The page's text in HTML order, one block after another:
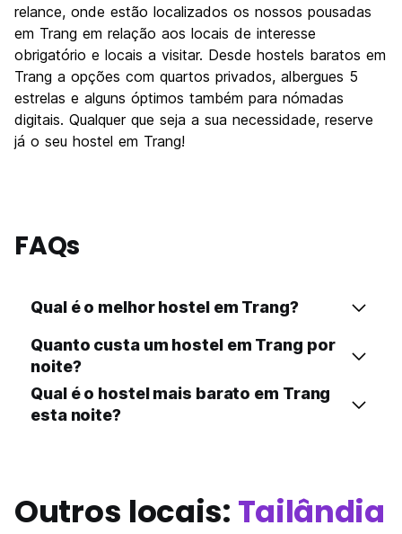
relance, onde estão localizados os nossos pousadas
em Trang em relação aos locais de interesse
obrigatório e locais a visitar. Desde hostels baratos em
Trang a opções com quartos privados, albergues 5
estrelas e alguns óptimos também para nómadas
digitais. Qualquer que seja a sua necessidade, reserve
já o seu hostel em Trang!
FAQs
Qual é o melhor hostel em Trang?
Quanto custa um hostel em Trang por
noite?
Qual é o hostel mais barato em Trang
esta noite?
Outros locais: Tailândia